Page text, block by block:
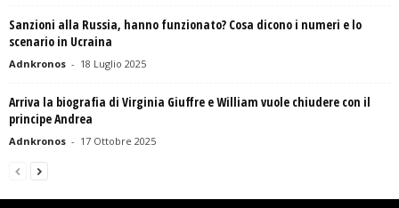
Sanzioni alla Russia, hanno funzionato? Cosa dicono i numeri e lo
scenario in Ucraina
Adnkronos - 18 Luglio 2025
Arriva la biografia di Virginia Giuffre e William vuole chiudere con il
principe Andrea
Adnkronos - 17 Ottobre 2025